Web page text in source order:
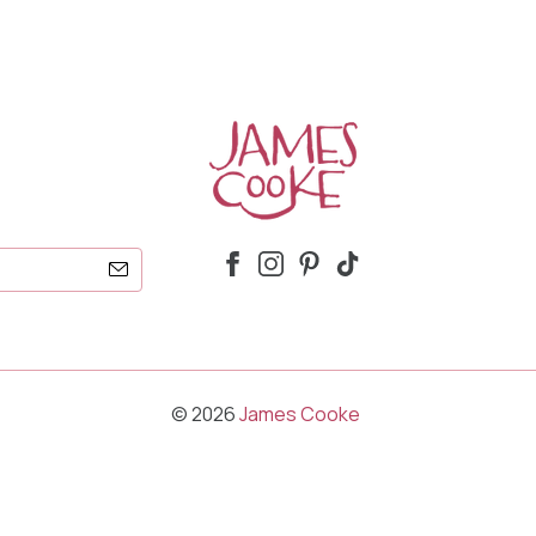
© 2026James Cooke